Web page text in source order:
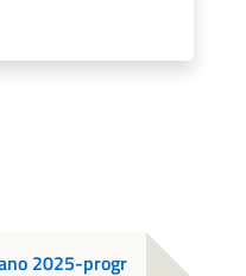
2025-progr